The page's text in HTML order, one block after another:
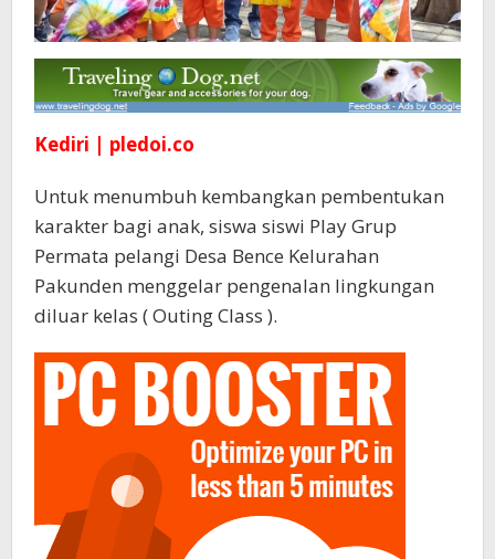
Kediri | pledoi.co
Untuk menumbuh kembangkan pembentukan
karakter bagi anak, siswa siswi Play Grup
Permata pelangi Desa Bence Kelurahan
Pakunden menggelar pengenalan lingkungan
diluar kelas ( Outing Class ).